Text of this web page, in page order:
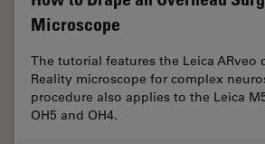
Microscope
The tutorial features the Leica ARveo
Reality microscope for complex
procedure also applies to the Leica
OH5 and OH4.